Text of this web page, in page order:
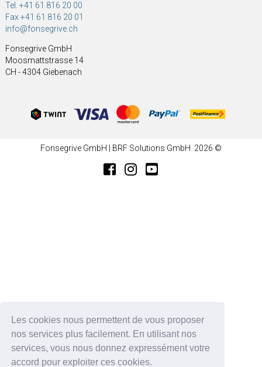
Les cookies nous permettent de vous proposer
nos services plus facilement. En utilisant nos
services, vous nous donnez expressément votre
accord pour exploiter ces cookies.
Tel. +41 61 816 20 00
Fax +41 61 816 20 01
info@fonsegrive.ch
Fonsegrive GmbH
Moosmattstrasse 14
CH - 4304 Giebenach
Fonsegrive GmbH | BRF Solutions GmbH 2026 ©